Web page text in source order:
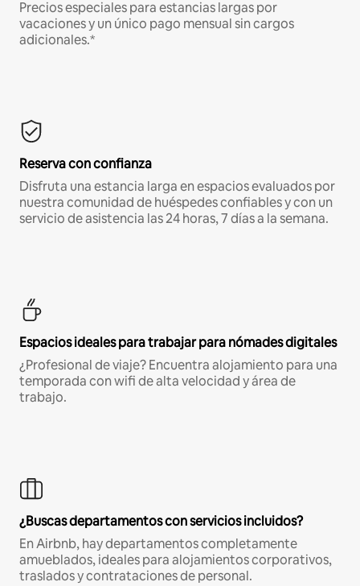
Precios especiales para estancias largas por
vacaciones y un único pago mensual sin cargos
adicionales.*
Reserva con confianza
Disfruta una estancia larga en espacios evaluados por
nuestra comunidad de huéspedes confiables y con un
servicio de asistencia las 24 horas, 7 días a la semana.
Espacios ideales para trabajar para nómades digitales
¿Profesional de viaje? Encuentra alojamiento para una
temporada con wifi de alta velocidad y área de
trabajo.
¿Buscas departamentos con servicios incluidos?
En Airbnb, hay departamentos completamente
amueblados, ideales para alojamientos corporativos,
traslados y contrataciones de personal.